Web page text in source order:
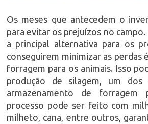
Os meses que antecedem o
para evitar os prejuízos no
a principal alternativa para os
conseguirem minimizar as perdas
forragem para os animais. Isso
produção de silagem, um
armazenamento de
processo pode ser feito com
milheto, cana, entre outros,